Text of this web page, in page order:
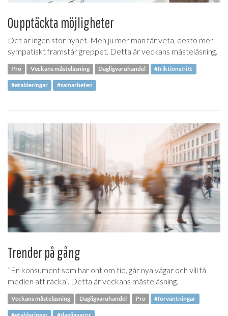
Oupptäckta möjligheter
Det är ingen stor nyhet. Men ju mer man får veta, desto mer
sympatiskt framstår greppet. Detta är veckans måsteläsning.
Pro Veckans måsteläsning Dagligvaruhandel #friktionsfritt
#etableringar #samarbeten
Trender på gång
”En konsument som har ont om tid, går nya vägar och vill få
medlen att räcka”. Detta är veckans måsteläsning.
Veckans måsteläsning Dagligvaruhandel Pro #förväntningar